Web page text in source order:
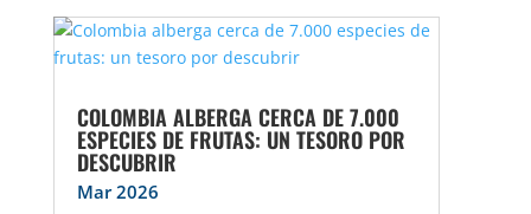
COLOMBIA ALBERGA CERCA DE 7.000
ESPECIES DE FRUTAS: UN TESORO POR
DESCUBRIR
Mar 2026